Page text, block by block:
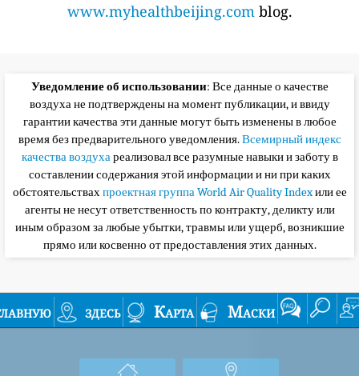
www.myhealthbeijing.comblog.
Уведомление об использовании: Все данные о качестве
воздуха не подтверждены на момент публикации, и ввиду
гарантии качества эти данные могут быть изменены в любое
время без предварительного уведомления.Всемирный индекс
качества воздухареализовал все разумные навыки и заботу в
составлении содержания этой информации и ни при каких
обстоятельствахпроектная группа World Air Quality Indexили ее
агенты не несут ответственность по контракту, деликту или
иным образом за любые убытки, травмы или ущерб, возникшие
прямо или косвенно от предоставления этих данных.
здесь Карта Маски